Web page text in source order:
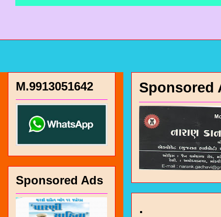
Sponsored
.
M.9913051642
Sponsored Ads